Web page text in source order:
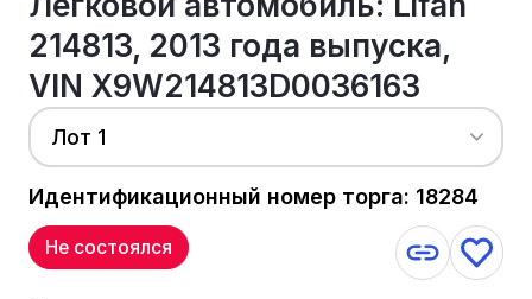
214813, 2013 года выпуска,
VIN Х9W214813D0036163
Лот 1
Идентификационный номер торга: 18284
Не состоялся